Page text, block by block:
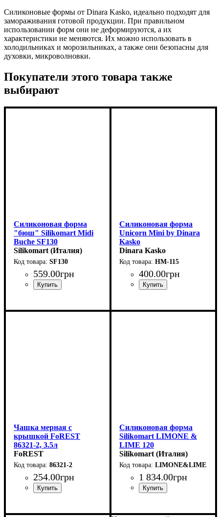
Силиконовые формы от Dinara Kasko, идеально подходят для
замораживания готовой продукции. При правильном
использовании форм они не деформируются, а их
характеристики не меняются. Их можно использовать в
холодильниках и морозильниках, а также они безопасны для
духовки, микроволновки.
Покупатели этого товара также
выбирают
Силиконовая форма
"бюш" Silikomart Midi
Buche SF130
(84х32мм,h35мм,83мл)
Silikomart (Италия)
SF130
559.00грн
Силиконовая форма
Unicorn Mini by Dinara
Kasko
(75x70мм,h85мм,140мл)
Dinara Kasko
HM-115
400.00грн
Чашка мерная с
крышкой FoREST
86321-2, 3.5л
FoREST
86321-2
254.00грн
Силиконовая форма
Silikomart LIMONE &
LIME 120
(88х61,h44мм,120мл)
Silikomart (Италия)
LIMONE&LIME 120
1 834.00грн